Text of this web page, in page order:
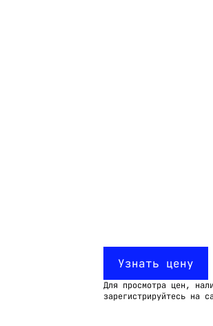
Узнать цену
Для просмотра цен,
зарегистрируйтесь на